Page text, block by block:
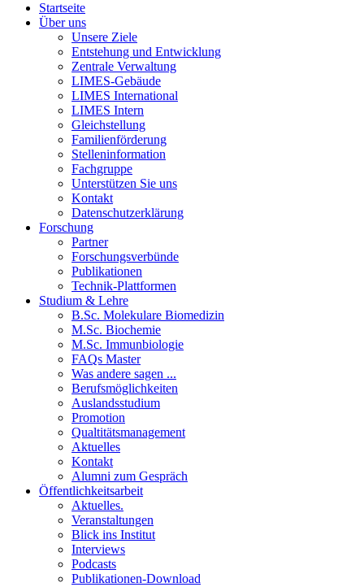
Startseite
Über uns
Unsere Ziele
Entstehung und Entwicklung
Zentrale Verwaltung
LIMES-Gebäude
LIMES International
LIMES Intern
Gleichstellung
Familienförderung
Stelleninformation
Fachgruppe
Unterstützen Sie uns
Kontakt
Datenschutzerklärung
Forschung
Partner
Forschungsverbünde
Publikationen
Technik-Plattformen
Studium & Lehre
B.Sc. Molekulare Biomedizin
M.Sc. Biochemie
M.Sc. Immunbiologie
FAQs Master
Was andere sagen ...
Berufsmöglichkeiten
Auslandsstudium
Promotion
Qualtitätsmanagement
Aktuelles
Kontakt
Alumni zum Gespräch
Öffentlichkeitsarbeit
Aktuelles.
Veranstaltungen
Blick ins Institut
Interviews
Podcasts
Publikationen-Download